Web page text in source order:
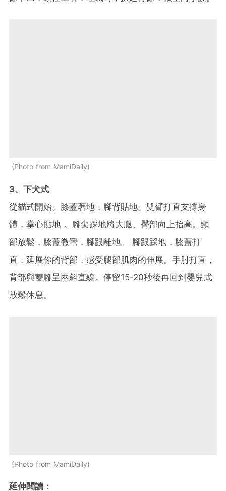
Photo from MamiDaily
3、下犬式
從貓式開始。膝蓋著地，腳背貼地。雙臂打直支撐身
體，掌心貼地 。腳尖踩地將大腿、臀部向上抬高。頸
部放鬆，膝蓋微彎，腳跟離地。 腳跟踩地，膝蓋打
直，延展你的背部，感受腿部肌肉的伸展。手肘打直，
背部與雙腳呈兩斜直線。停留15-20秒後再回到嬰兒式
放鬆休息。
Photo from MamiDaily
延伸閱讀：